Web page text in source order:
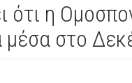
ότι η
μέσα στο